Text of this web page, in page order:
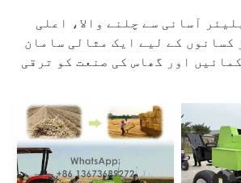
آسانی سے چلنے والا، اعلی
کسانوں کے لیے ایک مثالی سامان
اور گھاس کی صنعت کو ترقی